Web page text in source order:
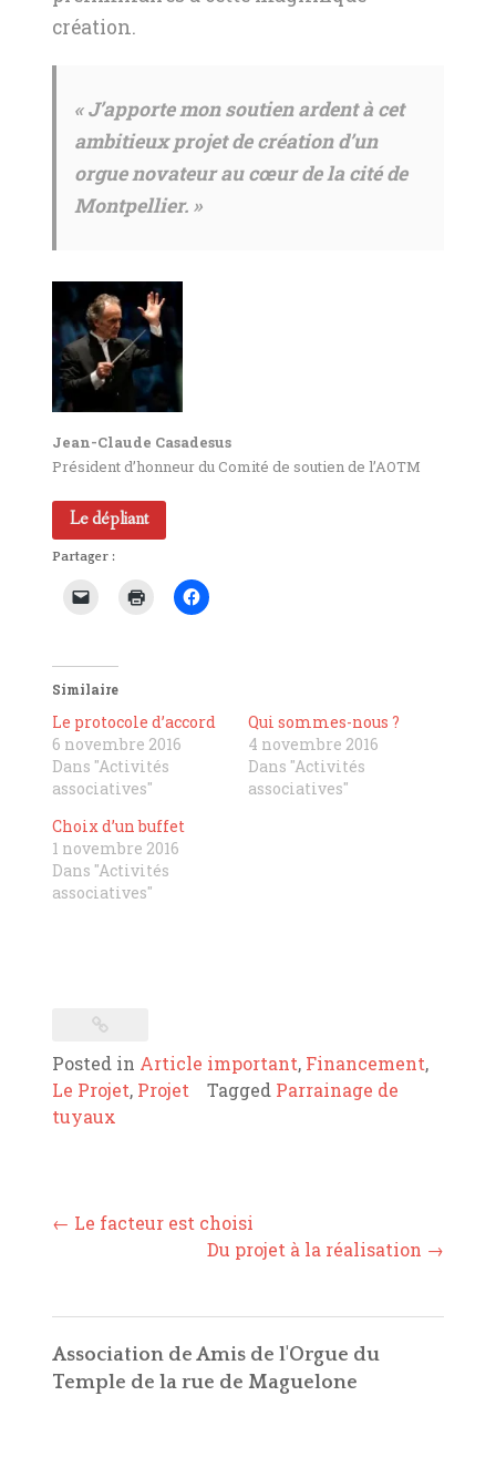
création.
« J’apporte mon soutien ardent à cet
ambitieux projet de création d’un
orgue novateur au cœur de la cité de
Montpellier. »
Jean-Claude Casadesus
Président d’honneur du Comité de soutien de l’AOTM
Le dépliant
Partager :
Similaire
Le protocole d’accord
6 novembre 2016
Dans "Activités
associatives"
Qui sommes-nous ?
4 novembre 2016
Dans "Activités
associatives"
Choix d’un buffet
1 novembre 2016
Dans "Activités
associatives"
Posted in Article important, Financement,
Le Projet, Projet Tagged Parrainage de
tuyaux
Post
← Le facteur est choisi
Du projet à la réalisation →
Association de Amis de l'Orgue du
Temple de la rue de Maguelone